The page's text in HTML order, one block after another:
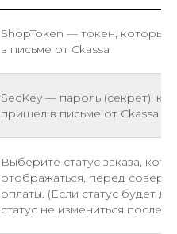
ShopToken — токен,
в письме от Ckassa
SecKey — пароль (секрет),
пришел в письме от Ckassa
Выберите статус заказа,
отображаться, перед
оплаты. (Если статус будет
статус не измениться после